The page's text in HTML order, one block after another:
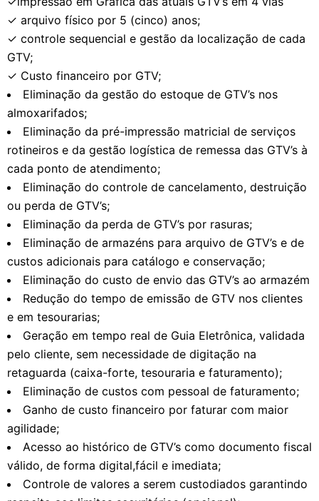
✓ arquivo físico por 5 (cinco) anos;
✓ controle sequencial e gestão da localização de cada
GTV;
✓ Custo financeiro por GTV;
Eliminação da gestão do estoque de GTV’s nos
almoxarifados;
Eliminação da pré-impressão matricial de serviços
rotineiros e da gestão logística de remessa das GTV’s à
cada ponto de atendimento;
Eliminação do controle de cancelamento, destruição
ou perda de GTV’s;
Eliminação da perda de GTV’s por rasuras;
Eliminação de armazéns para arquivo de GTV’s e de
custos adicionais para catálogo e conservação;
Eliminação do custo de envio das GTV’s ao armazém
Redução do tempo de emissão de GTV nos clientes
e em tesourarias;
Geração em tempo real de Guia Eletrônica, validada
pelo cliente, sem necessidade de digitação na
retaguarda (caixa-forte, tesouraria e faturamento);
Eliminação de custos com pessoal de faturamento;
Ganho de custo financeiro por faturar com maior
agilidade;
Acesso ao histórico de GTV’s como documento fiscal
válido, de forma digital,fácil e imediata;
Controle de valores a serem custodiados garantindo